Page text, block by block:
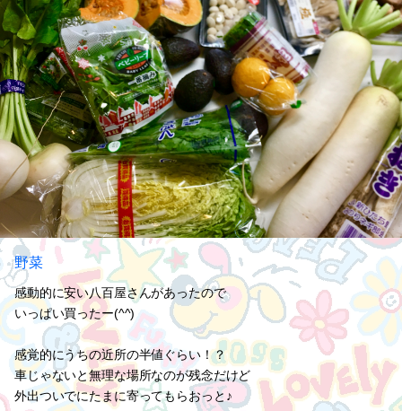
野菜
感動的に安い八百屋さんがあったので
いっぱい買ったー(^^)
感覚的にうちの近所の半値ぐらい！？
車じゃないと無理な場所なのが残念だけど
外出ついでにたまに寄ってもらおっと♪